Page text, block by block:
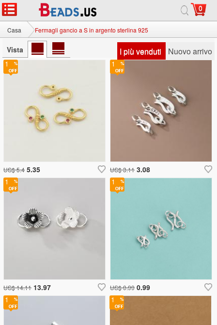
0
Casa Fermagli gancio a S in argento sterlina 925
Vista I più venduti Nuovo arrivo
1
US$ 0.99 0.99
1
US$ 14.11 13.97
1
1
US$ 5.4 5.35
1
US$ 3.11 3.08
1